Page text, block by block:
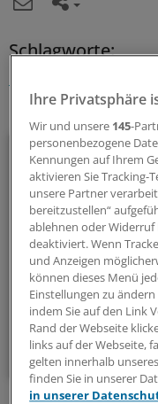
Schlagworte:
Ihr Newsletter
Politik &
Mit diesem
Geschehen in der
Hintergründen und
14-
Zum
Ihre Privatsphäre
Wir und unsere 145-
personenbezogene
Kennungen auf Ihrem
aktivieren Sie Tracking-
unsere Partner
bereitzustellen“
ablehnen oder
deaktiviert. Wenn
und Anzeigen
können dieses Menü
Einstellungen zu
indem Sie auf den Link
Rand der Webseite
links auf der Webseite,
gelten innerhalb
finden Sie in unserer
in unserer